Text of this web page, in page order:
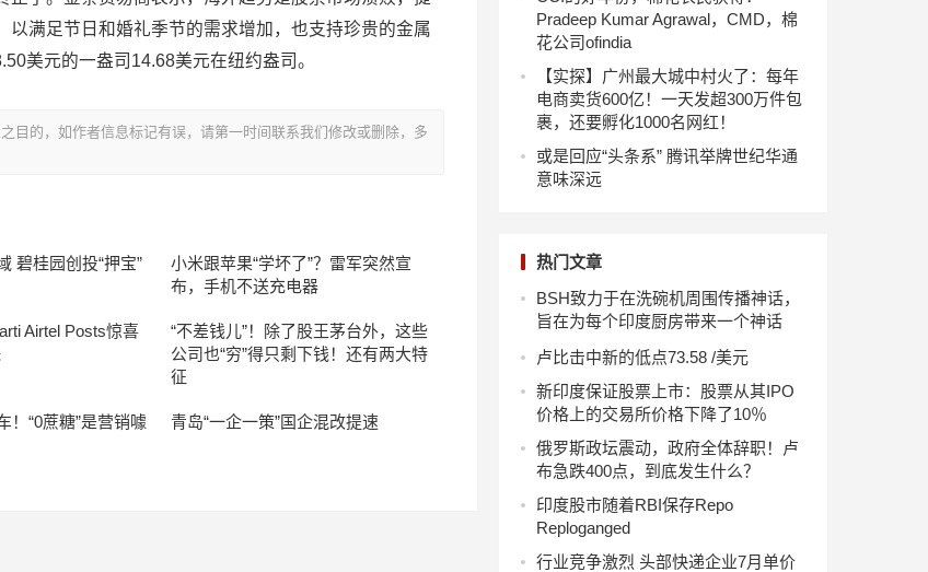
满足节日和婚礼季节的需求增加，也支持珍贵的金属
美元的一盎司14.68美元在纽约盎司。
目的，如作者信息标记有误，请第一时间联系我们修改或删除，多
碧桂园创投“押宝”
小米跟苹果“学坏了”？雷军突然宣
布，手机不送充电器
Airtel Posts惊喜
“不差钱儿”！除了股王茅台外，这些
公司也“穷”得只剩下钱！还有两大特
征
！“0蔗糖”是营销噱
青岛“一企一策”国企混改提速
Pradeep Kumar Agrawal，CMD，棉
花公司ofindia
【实探】广州最大城中村火了：每年
电商卖货600亿！一天发超300万件包
裹，还要孵化1000名网红！
或是回应“头条系” 腾讯举牌世纪华通
意味深远
热门文章
BSH致力于在洗碗机周围传播神话，
旨在为每个印度厨房带来一个神话
卢比击中新的低点73.58 /美元
新印度保证股票上市：股票从其IPO
价格上的交易所价格下降了10％
俄罗斯政坛震动，政府全体辞职！卢
布急跌400点，到底发生什么？
印度股市随着RBI保存Repo
Reploganged
行业竞争激烈 头部快递企业7月单价